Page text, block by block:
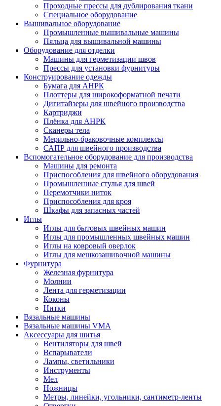
Проходные прессы для дублирования ткани
Специальное оборудование
Вышивальное оборудование
Промышленные вышивальные машины
Пяльца для вышивальной машины
Оборудование для отделки
Машины для герметизации швов
Прессы для установки фурнитуры
Конструирование одежды
Бумага для АНРК
Плоттеры для широкоформатной печати
Дигитайзеры для швейного производства
Картриджи
Плёнка для АНРК
Сканеры тела
Мерильно-браковочные комплексы
САПР для швейного производства
Вспомогательное оборудование для производства
Машины для ремонта
Приспособления для швейного оборудования
Промышленные стулья для швей
Перемотчики ниток
Приспособления для кроя
Шкафы для запасных частей
Иглы
Иглы для бытовых швейных машин
Иглы для промышленных швейных машин
Иглы на ковровый оверлок
Иглы для мешкозашивочной машины
Фурнитура
Железная фурнитура
Молнии
Лента для герметизации
Коконы
Нитки
Вязальные машины
Вязальные машины VMA
Аксессуары для шитья
Вентиляторы для швей
Вспарыватели
Лампы, светильники
Инструменты
Мел
Ножницы
Метры, линейки, угольники, сантиметр-ленты